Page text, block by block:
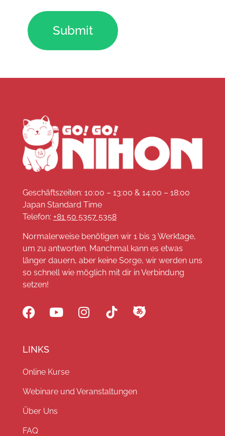
Geschäftszeiten: 10:00 – 13:00 & 14:00 – 18:00
Japan Standard Time
Telefon: +81 50 5357 5358
Normalerweise benötigen wir 1 bis 3 Werktage,
um zu antworten. Manchmal kann es etwas
länger dauern, aber keine Sorge, wir werden uns
so schnell wie möglich mit dir in Verbindung
setzen!
LINKS
Online Kurse
Webinare und Veranstaltungen
Über Uns
FAQ